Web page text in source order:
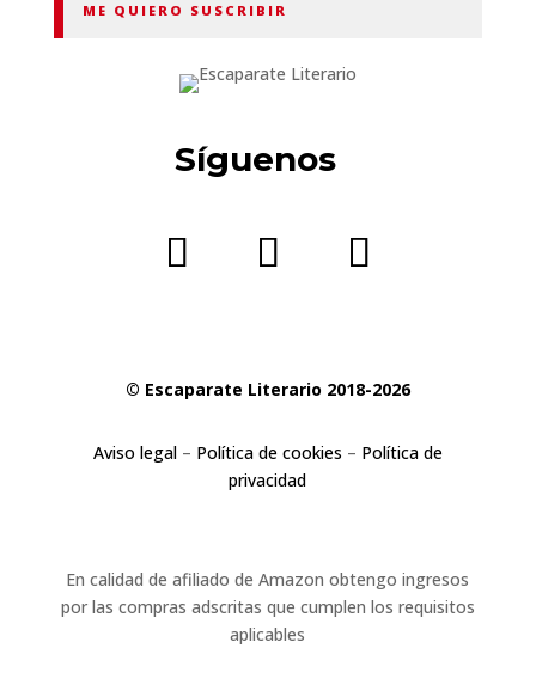
ME QUIERO SUSCRIBIR
Síguenos
© Escaparate Literario 2018-2026
Aviso legal– Política de cookies – Política de
privacidad
En calidad de afiliado de Amazon obtengo ingresos
por las compras adscritas que cumplen los requisitos
aplicables